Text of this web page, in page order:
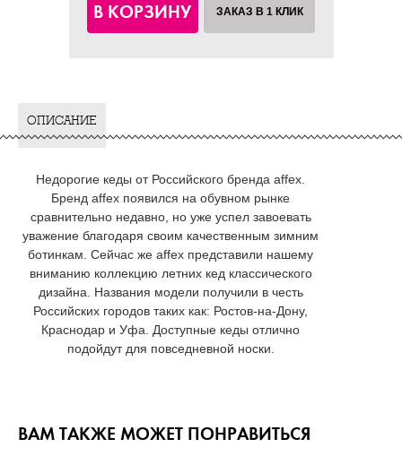
В КОРЗИНУ ЗАКАЗ В 1 КЛИК
ОПИСАНИЕ
Недорогие кеды от Российского бренда affex.
Бренд affex появился на обувном рынке
сравнительно недавно, но уже успел завоевать
уважение благодаря своим качественным зимним
ботинкам. Сейчас же affex представили нашему
вниманию коллекцию летних кед классического
дизайна. Названия модели получили в честь
Российских городов таких как: Ростов-на-Дону,
Краснодар и Уфа. Доступные кеды отлично
подойдут для повседневной носки.
ВАМ ТАКЖЕ МОЖЕТ ПОНРАВИТЬСЯ